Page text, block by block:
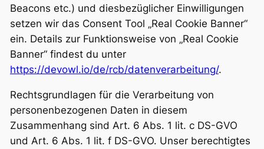
Beacons etc.) und diesbezüglicher Einwilligungen
setzen wir das Consent Tool „Real Cookie Banner“
ein. Details zur Funktionsweise von „Real Cookie
Banner“ findest du unter
https://devowl.io/de/rcb/datenverarbeitung/.
Rechtsgrundlagen für die Verarbeitung von
personenbezogenen Daten in diesem
Zusammenhang sind Art. 6 Abs. 1 lit. c DS-GVO
und Art. 6 Abs. 1 lit. f DS-GVO. Unser berechtigtes